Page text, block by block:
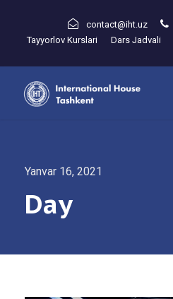
contact@iht.uz
Tayyorlov Kurslari
Dars Jadvali
Yanvar 16, 2021
Day